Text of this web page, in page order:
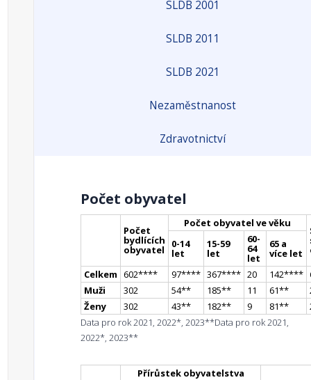
SLDB 2001
SLDB 2011
SLDB 2021
Nezaměstnanost
Zdravotnictví
Počet obyvatel
Počet
bydlících
obyvatel
Počet obyvatel ve věku
0-14
let
15-59
let
60-
64
let
65 a
více let
Celkem 602**** 97**** 367**** 20 142****
Muži
302 54** 185** 11 61**
Ženy
302 43** 182** 9 81**
Data pro rok 2021, 2022*, 2023**Data pro rok 2021,
2022*, 2023**
Přírůstek obyvatelstva